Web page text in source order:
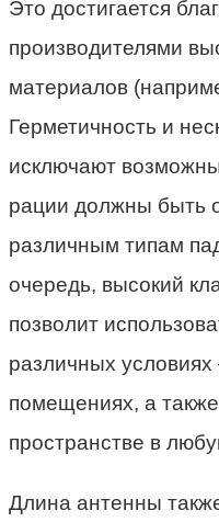
Это достигается
производителями
материалов
Герметичность и
исключают
рации должны быть
различным типам
очередь, высокий
позволит
различных
помещениях, а
пространстве в
Длина антенны